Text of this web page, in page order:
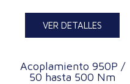
VER DETALLES
Acoplamiento 950P /
50 hasta 500 Nm